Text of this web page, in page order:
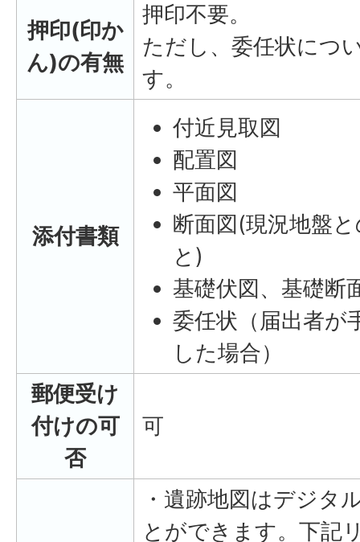
押印(印か
ん)の有無
押印不要。
ただし、委任状につ
す。
添付書類
付近見取図
配置図
平面図
断面図(現況地盤
と)
基礎伏図、基礎断
委任状（届出者が
した場合）
郵便受け
付けの可
否
可
・遺跡地図はデジタ
とができます。下記